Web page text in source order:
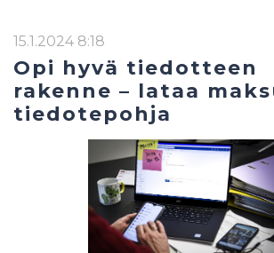
15.1.2024 8:18
Opi hyvä tiedotteen
rakenne – lataa
tiedotepohja